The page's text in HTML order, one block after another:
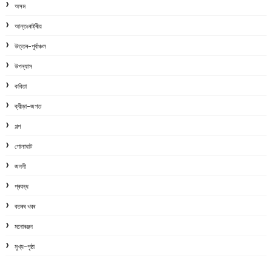
অসম
আন্তঃৰাষ্ট্ৰীয়
উত্তৰ-পূৰ্বাঞ্চল
উপন্যাস
কবিতা
ক্রীড়া-জগত
গল্প
গোলাঘাট
জননী
প্ৰবন্ধ
বতৰৰ খবৰ
মনোৰঞ্জন
মুখ্য-পৃষ্ঠা